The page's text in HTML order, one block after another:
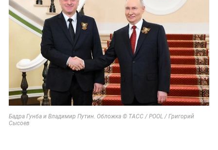
Бадра Гунба и Владимир Путин. Обложка © ТАСС / POOL / Григорий
Сысоев